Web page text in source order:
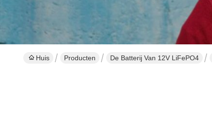
Huis Producten De Batterij Van 12V LiFePO4